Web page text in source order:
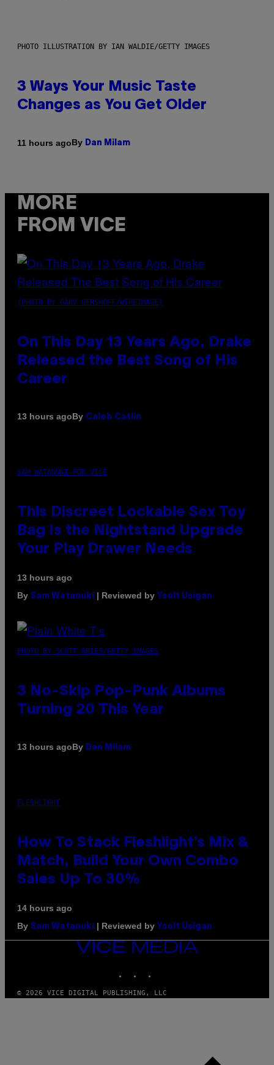
PHOTO ILLUSTRATION BY IAN WALDIE/GETTY IMAGES
3 Ways Your Music Taste
Changes as You Get Older
11 hours agoBy Dan Milam
MORE
FROM VICE
(PHOTO BY GARY GERSHOFF/WIREIMAGE)
On This Day 13 Years Ago, Drake
Released the Best Song of His
Career
13 hours agoBy Caleb Catlin
SAM WATANUKI FOR VICE
This Discreet Lockable Sex Toy
Bag Is the Nightstand Upgrade
Your Play Drawer Needs
13 hours ago
By Sam Watanuki | Reviewed by Ysolt Usigan
PHOTO BY SCOTT GRIES/GETTY IMAGES
3 No-Skip Pop-Punk Albums
Turning 20 This Year
13 hours agoBy Dan Milam
FLESHLIGHT
How To Stack Fleshlight’s Mix &
Match, Build Your Own Combo
Sales Up To 30%
14 hours ago
By Sam Watanuki | Reviewed by Ysolt Usigan
VICE
MEDIA
© 2026 VICE DIGITAL PUBLISHING, LLC